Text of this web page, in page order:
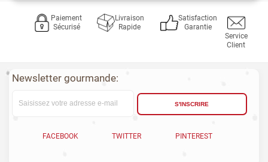
Paiement
Sécurisé
Livraison
Rapide
Satisfaction
Garantie
Service
Client
Newsletter gourmande:
S'INSCRIRE
FACEBOOK TWITTER PINTEREST